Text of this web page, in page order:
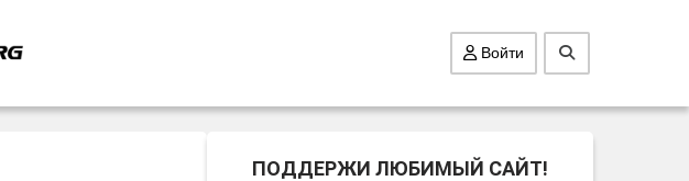
Войти
ПОДДЕРЖИ ЛЮБИМЫЙ САЙТ!